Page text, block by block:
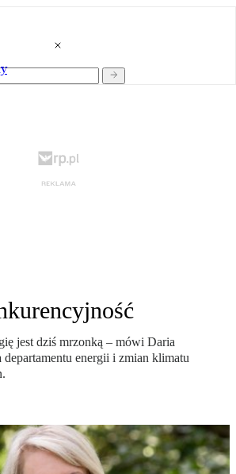
jest dziś mrzonką – mówi Daria
energii i zmian klimatu